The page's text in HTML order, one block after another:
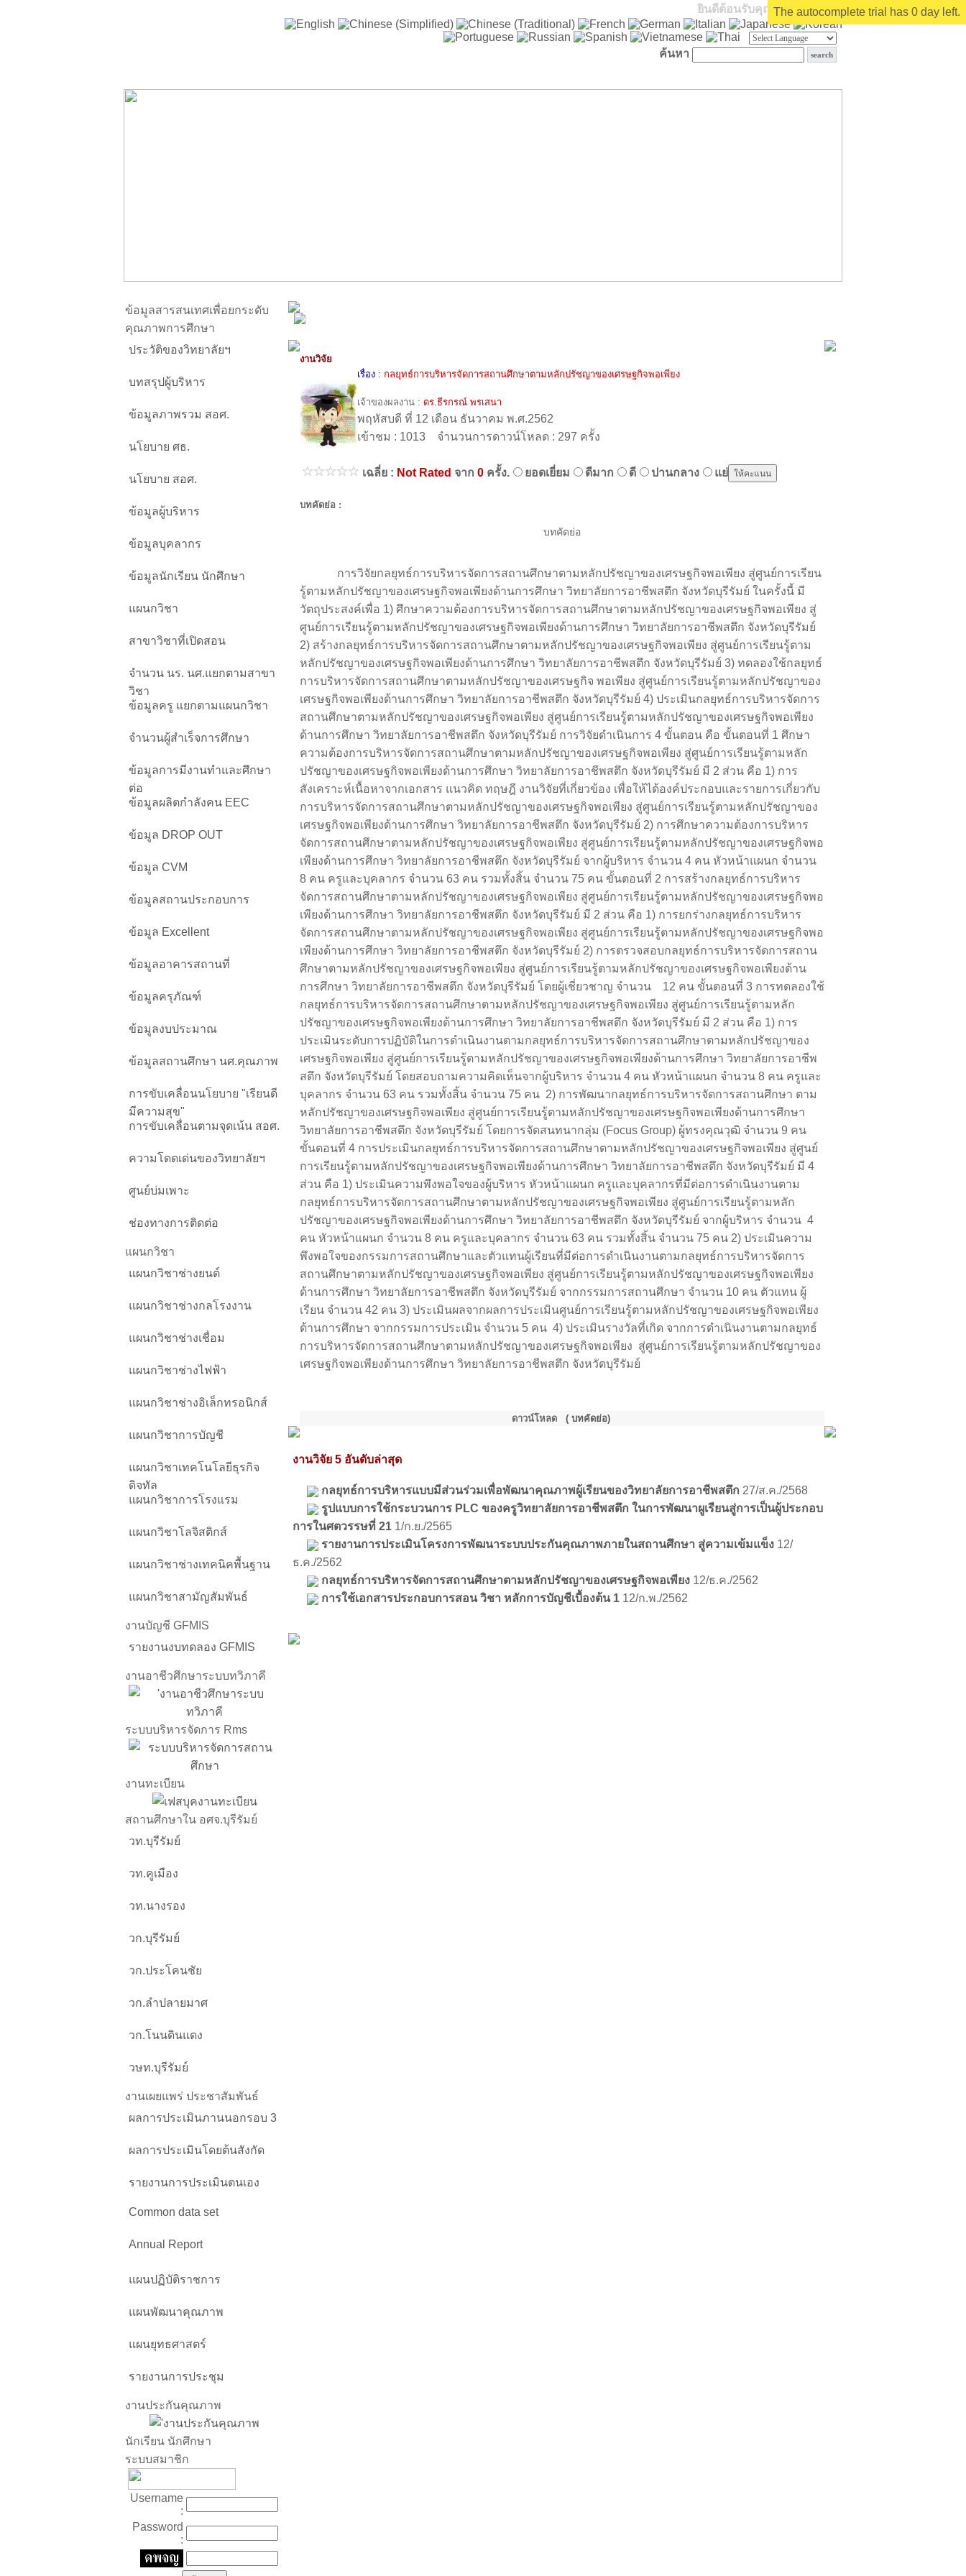
ยินดีต้อนรับคุณบุคคลทั่วไป
ค้นหา
ข้อมูลสารสนเทศเพื่อยกระดับ
คุณภาพการศึกษา
ประวัติของวิทยาลัยฯ
บทสรุปผู้บริหาร
ข้อมูลภาพรวม สอศ.
นโยบาย ศธ.
นโยบาย สอศ.
ข้อมูลผู้บริหาร
ข้อมูลบุคลากร
ข้อมูลนักเรียน นักศึกษา
แผนกวิชา
สาขาวิชาที่เปิดสอน
จำนวน นร. นศ.แยกตามสาขา
วิชา
ข้อมูลครู แยกตามแผนกวิชา
จำนวนผู้สำเร็จการศึกษา
ข้อมูลการมีงานทำและศึกษา
ต่อ
ข้อมูลผลิตกำลังคน EEC
ข้อมูล DROP OUT
ข้อมูล CVM
ข้อมูลสถานประกอบการ
ข้อมูล Excellent
ข้อมูลอาคารสถานที่
ข้อมูลครุภัณฑ์
ข้อมูลงบประมาณ
ข้อมูลสถานศึกษา นศ.คุณภาพ
การขับเคลื่อนนโยบาย "เรียนดี
มีความสุข"
การขับเคลื่อนตามจุดเน้น สอศ.
ความโดดเด่นของวิทยาลัยฯ
ศูนย์บ่มเพาะ
ช่องทางการติดต่อ
แผนกวิชา
แผนกวิชาช่างยนต์
แผนกวิชาช่างกลโรงงาน
แผนกวิชาช่างเชื่อม
แผนกวิชาช่างไฟฟ้า
แผนกวิชาช่างอิเล็กทรอนิกส์
แผนกวิชาการบัญชี
แผนกวิชาเทคโนโลยีธุรกิจ
ดิจทัล
แผนกวิชาการโรงแรม
แผนกวิชาโลจิสติกส์
แผนกวิชาช่างเทคนิคพื้นฐาน
แผนกวิชาสามัญสัมพันธ์
งานบัญชี GFMIS
รายงานงบทดลอง GFMIS
งานอาชีวศึกษาระบบทวิภาคี
ระบบบริหารจัดการ Rms
งานทะเบียน
สถานศึกษาใน อศจ.บุรีรัมย์
วท.บุรีรัมย์
วท.คูเมือง
วท.นางรอง
วก.บุรีรัมย์
วก.ประโคนชัย
วก.ลำปลายมาศ
วก.โนนดินแดง
วษท.บุรีรัมย์
งานเผยแพร่ ประชาสัมพันธ์
ผลการประเมินภานนอกรอบ 3
ผลการประเมินโดยต้นสังกัด
รายงานการประเมินตนเอง
Common data set
Annual Report
แผนปฏิบัติราชการ
แผนพัฒนาคุณภาพ
แผนยุทธศาสตร์
รายงานการประชุม
งานประกันคุณภาพ
นักเรียน นักศึกษา
ระบบสมาชิก
Username
:
Password
:
งานวิจัย
เรื่อง : กลยุทธ์การบริหารจัดการสถานศึกษาตามหลักปรัชญาของเศรษฐกิจพอเพียง
เจ้าของผลงาน : ดร.ธีรกรณ์ พรเสนา
พฤหัสบดี ที่ 12 เดือน ธันวาคม พ.ศ.2562
เข้าชม : 1013 จำนวนการดาวน์โหลด : 297 ครั้ง
เฉลี่ย : Not Rated จาก 0 ครั้ง. ยอดเยี่ยม ดีมาก ดี ปานกลาง แย่
บทคัดย่อ :
บทคัดย่อ
การวิจัยกลยุทธ์การบริหารจัดการสถานศึกษาตามหลักปรัชญาของเศรษฐกิจพอเพียง สู่ศูนย์การเรียน
รู้ตามหลักปรัชญาของเศรษฐกิจพอเพียงด้านการศึกษา วิทยาลัยการอาชีพสตึก จังหวัดบุรีรัมย์ ในครั้งนี้ มี
วัตถุประสงค์เพื่อ 1) ศึกษาความต้องการบริหารจัดการสถานศึกษาตามหลักปรัชญาของเศรษฐกิจพอเพียง สู่
ศูนย์การเรียนรู้ตามหลักปรัชญาของเศรษฐกิจพอเพียงด้านการศึกษา วิทยาลัยการอาชีพสตึก จังหวัดบุรีรัมย์
2) สร้างกลยุทธ์การบริหารจัดการสถานศึกษาตามหลักปรัชญาของเศรษฐกิจพอเพียง สู่ศูนย์การเรียนรู้ตาม
หลักปรัชญาของเศรษฐกิจพอเพียงด้านการศึกษา วิทยาลัยการอาชีพสตึก จังหวัดบุรีรัมย์ 3) ทดลองใช้กลยุทธ์
การบริหารจัดการสถานศึกษาตามหลักปรัชญาของเศรษฐกิจ พอเพียง สู่ศูนย์การเรียนรู้ตามหลักปรัชญาของ
เศรษฐกิจพอเพียงด้านการศึกษา วิทยาลัยการอาชีพสตึก จังหวัดบุรีรัมย์ 4) ประเมินกลยุทธ์การบริหารจัดการ
สถานศึกษาตามหลักปรัชญาของเศรษฐกิจพอเพียง สู่ศูนย์การเรียนรู้ตามหลักปรัชญาของเศรษฐกิจพอเพียง
ด้านการศึกษา วิทยาลัยการอาชีพสตึก จังหวัดบุรีรัมย์ การวิจัยดำเนินการ 4 ขั้นตอน คือ ขั้นตอนที่ 1 ศึกษา
ความต้องการบริหารจัดการสถานศึกษาตามหลักปรัชญาของเศรษฐกิจพอเพียง สู่ศูนย์การเรียนรู้ตามหลัก
ปรัชญาของเศรษฐกิจพอเพียงด้านการศึกษา วิทยาลัยการอาชีพสตึก จังหวัดบุรีรัมย์ มี 2 ส่วน คือ 1) การ
สังเคราะห์เนื้อหาจากเอกสาร แนวคิด ทฤษฎี งานวิจัยที่เกี่ยวข้อง เพื่อให้ได้องค์ประกอบและรายการเกี่ยวกับ
การบริหารจัดการสถานศึกษาตามหลักปรัชญาของเศรษฐกิจพอเพียง สู่ศูนย์การเรียนรู้ตามหลักปรัชญาของ
เศรษฐกิจพอเพียงด้านการศึกษา วิทยาลัยการอาชีพสตึก จังหวัดบุรีรัมย์ 2) การศึกษาความต้องการบริหาร
จัดการสถานศึกษาตามหลักปรัชญาของเศรษฐกิจพอเพียง สู่ศูนย์การเรียนรู้ตามหลักปรัชญาของเศรษฐกิจพอ
เพียงด้านการศึกษา วิทยาลัยการอาชีพสตึก จังหวัดบุรีรัมย์ จากผู้บริหาร จำนวน 4 คน หัวหน้าแผนก จำนวน
8 คน ครูและบุคลากร จำนวน 63 คน รวมทั้งสิ้น จำนวน 75 คน ขั้นตอนที่ 2 การสร้างกลยุทธ์การบริหาร
จัดการสถานศึกษาตามหลักปรัชญาของเศรษฐกิจพอเพียง สู่ศูนย์การเรียนรู้ตามหลักปรัชญาของเศรษฐกิจพอ
เพียงด้านการศึกษา วิทยาลัยการอาชีพสตึก จังหวัดบุรีรัมย์ มี 2 ส่วน คือ 1) การยกร่างกลยุทธ์การบริหาร
จัดการสถานศึกษาตามหลักปรัชญาของเศรษฐกิจพอเพียง สู่ศูนย์การเรียนรู้ตามหลักปรัชญาของเศรษฐกิจพอ
เพียงด้านการศึกษา วิทยาลัยการอาชีพสตึก จังหวัดบุรีรัมย์ 2) การตรวจสอบกลยุทธ์การบริหารจัดการสถาน
ศึกษาตามหลักปรัชญาของเศรษฐกิจพอเพียง สู่ศูนย์การเรียนรู้ตามหลักปรัชญาของเศรษฐกิจพอเพียงด้าน
การศึกษา วิทยาลัยการอาชีพสตึก จังหวัดบุรีรัมย์ โดยผู้เชี่ยวชาญ จำนวน 12 คน ขั้นตอนที่ 3 การทดลองใช้
กลยุทธ์การบริหารจัดการสถานศึกษาตามหลักปรัชญาของเศรษฐกิจพอเพียง สู่ศูนย์การเรียนรู้ตามหลัก
ปรัชญาของเศรษฐกิจพอเพียงด้านการศึกษา วิทยาลัยการอาชีพสตึก จังหวัดบุรีรัมย์ มี 2 ส่วน คือ 1) การ
ประเมินระดับการปฏิบัติในการดำเนินงานตามกลยุทธ์การบริหารจัดการสถานศึกษาตามหลักปรัชญาของ
เศรษฐกิจพอเพียง สู่ศูนย์การเรียนรู้ตามหลักปรัชญาของเศรษฐกิจพอเพียงด้านการศึกษา วิทยาลัยการอาชีพ
สตึก จังหวัดบุรีรัมย์ โดยสอบถามความคิดเห็นจากผู้บริหาร จำนวน 4 คน หัวหน้าแผนก จำนวน 8 คน ครูและ
บุคลากร จำนวน 63 คน รวมทั้งสิ้น จำนวน 75 คน 2) การพัฒนากลยุทธ์การบริหารจัดการสถานศึกษา ตาม
หลักปรัชญาของเศรษฐกิจพอเพียง สู่ศูนย์การเรียนรู้ตามหลักปรัชญาของเศรษฐกิจพอเพียงด้านการศึกษา
วิทยาลัยการอาชีพสตึก จังหวัดบุรีรัมย์ โดยการจัดสนทนากลุ่ม (Focus Group) ผู้ทรงคุณวุฒิ จำนวน 9 คน
ขั้นตอนที่ 4 การประเมินกลยุทธ์การบริหารจัดการสถานศึกษาตามหลักปรัชญาของเศรษฐกิจพอเพียง สู่ศูนย์
การเรียนรู้ตามหลักปรัชญาของเศรษฐกิจพอเพียงด้านการศึกษา วิทยาลัยการอาชีพสตึก จังหวัดบุรีรัมย์ มี 4
ส่วน คือ 1) ประเมินความพึงพอใจของผู้บริหาร หัวหน้าแผนก ครูและบุคลากรที่มีต่อการดำเนินงานตาม
กลยุทธ์การบริหารจัดการสถานศึกษาตามหลักปรัชญาของเศรษฐกิจพอเพียง สู่ศูนย์การเรียนรู้ตามหลัก
ปรัชญาของเศรษฐกิจพอเพียงด้านการศึกษา วิทยาลัยการอาชีพสตึก จังหวัดบุรีรัมย์ จากผู้บริหาร จำนวน 4
คน หัวหน้าแผนก จำนวน 8 คน ครูและบุคลากร จำนวน 63 คน รวมทั้งสิ้น จำนวน 75 คน 2) ประเมินความ
พึงพอใจของกรรมการสถานศึกษาและตัวแทนผู้เรียนที่มีต่อการดำเนินงานตามกลยุทธ์การบริหารจัดการ
สถานศึกษาตามหลักปรัชญาของเศรษฐกิจพอเพียง สู่ศูนย์การเรียนรู้ตามหลักปรัชญาของเศรษฐกิจพอเพียง
ด้านการศึกษา วิทยาลัยการอาชีพสตึก จังหวัดบุรีรัมย์ จากกรรมการสถานศึกษา จำนวน 10 คน ตัวแทน ผู้
เรียน จำนวน 42 คน 3) ประเมินผลจากผลการประเมินศูนย์การเรียนรู้ตามหลักปรัชญาของเศรษฐกิจพอเพียง
ด้านการศึกษา จากกรรมการประเมิน จำนวน 5 คน 4) ประเมินรางวัลที่เกิด จากการดำเนินงานตามกลยุทธ์
การบริหารจัดการสถานศึกษาตามหลักปรัชญาของเศรษฐกิจพอเพียง สู่ศูนย์การเรียนรู้ตามหลักปรัชญาของ
เศรษฐกิจพอเพียงด้านการศึกษา วิทยาลัยการอาชีพสตึก จังหวัดบุรีรัมย์
ดาวน์โหลด ( บทคัดย่อ)
งานวิจัย 5 อันดับล่าสุด
กลยุทธ์การบริหารแบบมีส่วนร่วมเพื่อพัฒนาคุณภาพผู้เรียนของวิทยาลัยการอาชีพสตึก 27/ส.ค./2568
รูปแบบการใช้กระบวนการ PLC ของครูวิทยาลัยการอาชีพสตึก ในการพัฒนาผูเรียนสู่การเป็นผู้ประกอบ
การในศตวรรษที่ 21 1/ก.ย./2565
รายงานการประเมินโครงการพัฒนาระบบประกันคุณภาพภายในสถานศึกษา สู่ความเข้มแข็ง 12/
ธ.ค./2562
กลยุทธ์การบริหารจัดการสถานศึกษาตามหลักปรัชญาของเศรษฐกิจพอเพียง 12/ธ.ค./2562
การใช้เอกสารประกอบการสอน วิชา หลักการบัญชีเบื้องต้น 1 12/ก.พ./2562
The autocomplete trial has 0 day left.